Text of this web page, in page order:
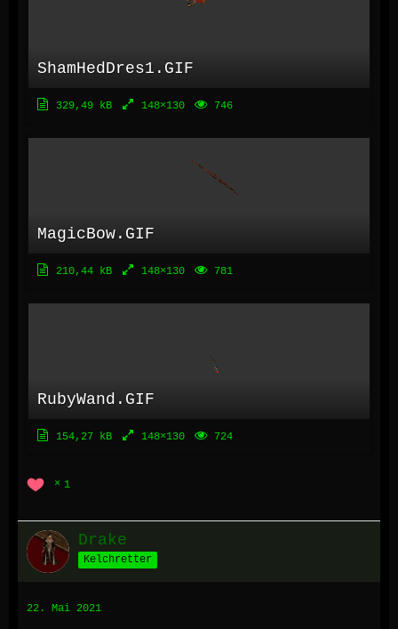
ShamHedDres1.GIF
329,49 kB 148×130 746
MagicBow.GIF
210,44 kB 148×130 781
RubyWand.GIF
154,27 kB 148×130 724
1
Drake
Kelchretter
22. Mai 2021